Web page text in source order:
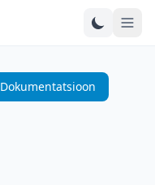
Dokumentatsioon